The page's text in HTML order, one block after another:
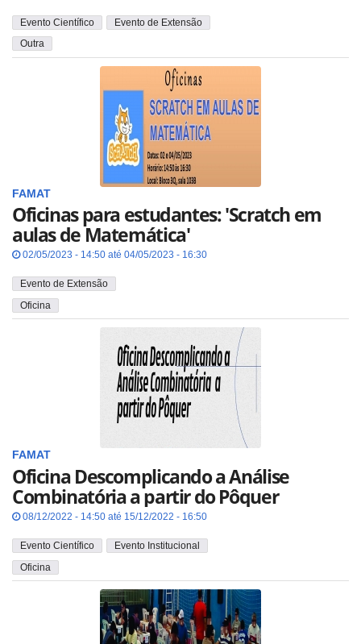
Evento Científico
Evento de Extensão
Outra
FAMAT
Oficinas para estudantes: 'Scratch em
aulas de Matemática'
02/05/2023 - 14:50 até 04/05/2023 - 16:30
Evento de Extensão
Oficina
FAMAT
Oficina Descomplicando a Análise
Combinatória a partir do Pôquer
08/12/2022 - 14:50 até 15/12/2022 - 16:50
Evento Científico
Evento Institucional
Oficina